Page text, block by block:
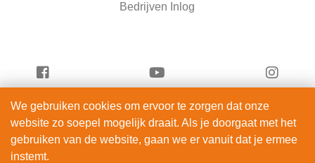
Bedrijven Inlog
Vandaag Scooters is onderdeel van
ServiceRight B.V. | KVK 90914872
We gebruiken cookies om ervoor te zorgen dat onze
website zo soepel mogelijk draait. Als je doorgaat met het
gebruiken van de website, gaan we er vanuit dat je ermee
instemt.